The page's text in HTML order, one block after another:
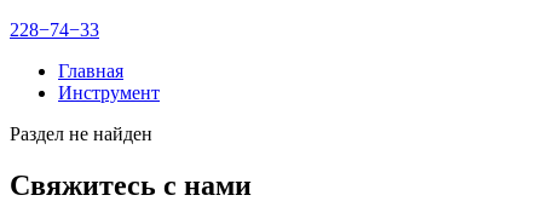
228−74−33
Главная
Инструмент
Раздел не найден
Свяжитесь с нами